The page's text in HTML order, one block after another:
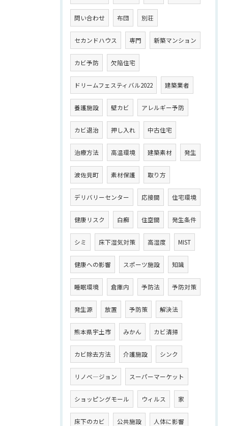
問い合わせ 布団 別荘
セカンドハウス 専門 新築マンション
カビ予防 欠陥住宅
ドリームフェスティバル2022 建築業者
養護施設 壁カビ アレルギー予防
カビ退治 押し入れ 中古住宅
治療方法 高温環境 建築素材 発生
波佐見町 素材保護 取り方
デリバリーセンター 応接間 住宅環境
健康リスク 白癬 住空間 発生条件
シミ 床下湿気対策 高湿度 MIST
健康への影響 スポーツ施設 知識
睡眠環境 倉庫内 予防法 予防対策
発生源 放置 予防策 解決法
熊本県宇土市 みかん カビ清掃
カビ除去方法 介護施設 シンク
リノベ―ジョン スーパーマーケット
ショッピングモール ウィルス 家
床下のカビ 公共施設 人体に影響